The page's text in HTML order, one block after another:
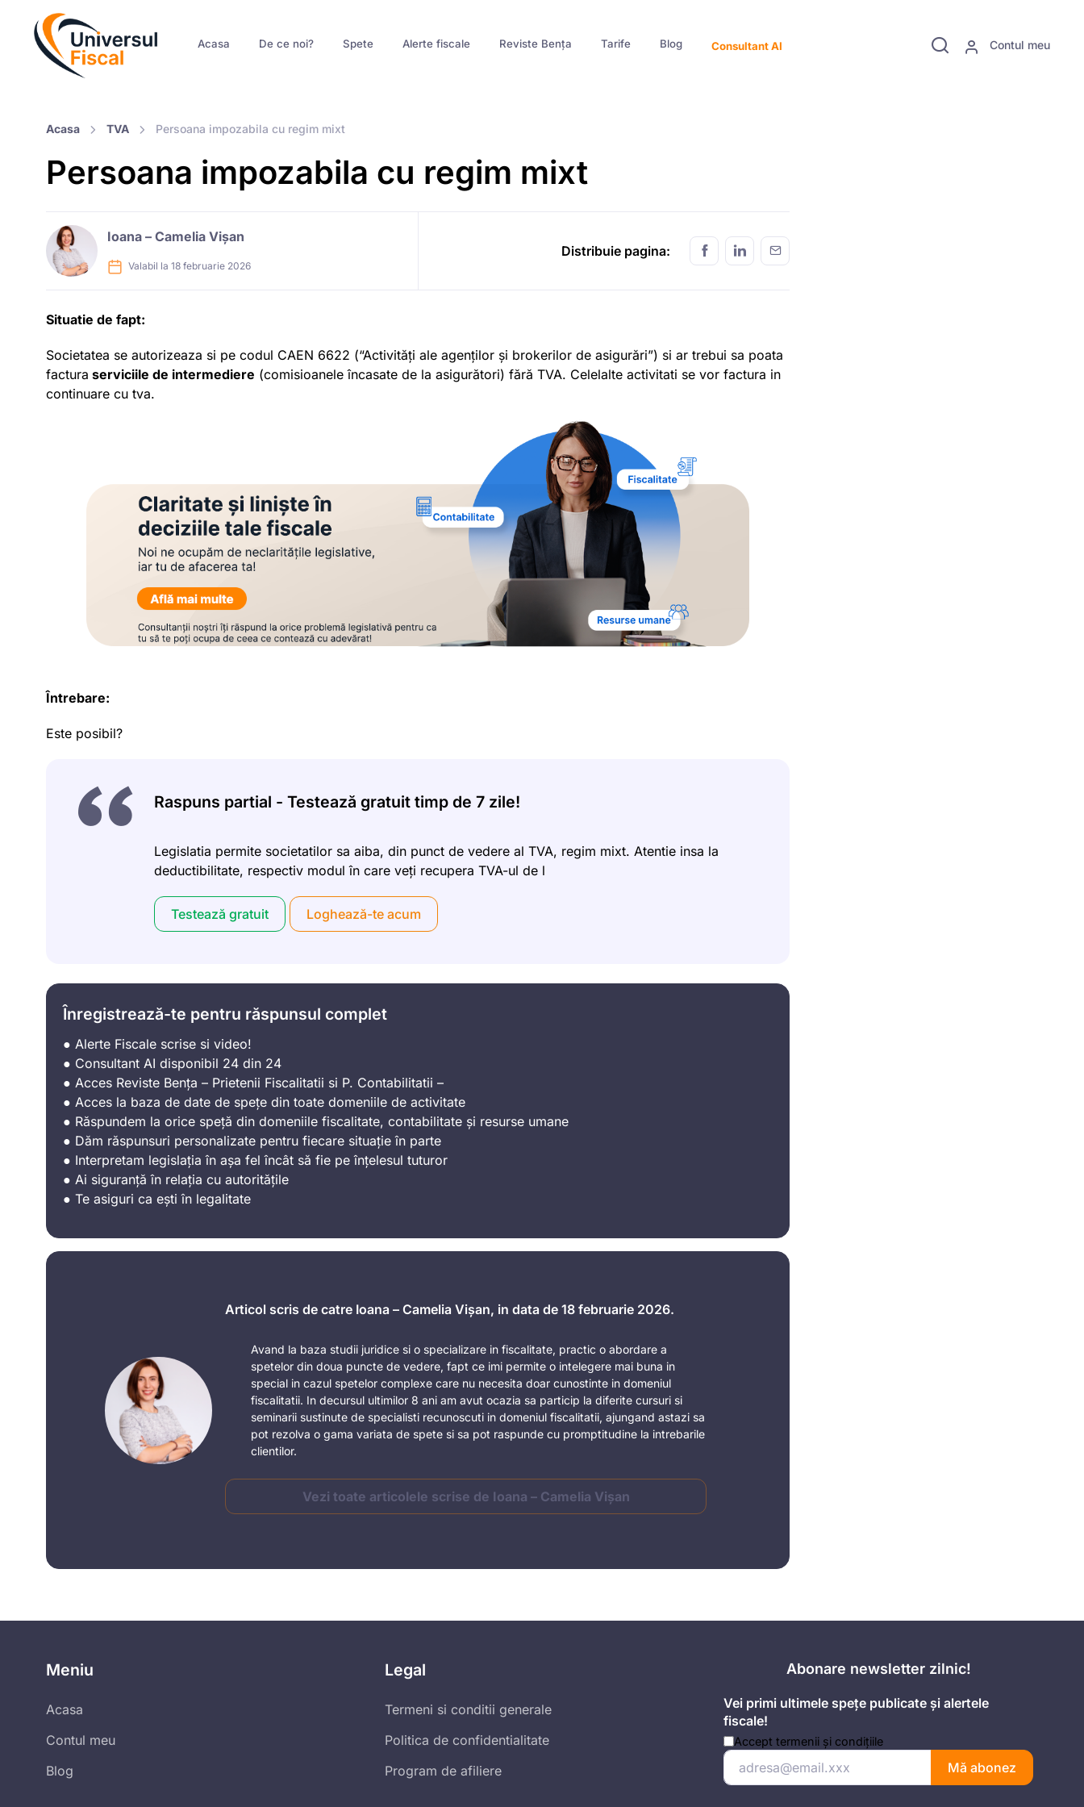
Contul meu
Acasa De ce noi? Spete Alerte fiscale Reviste Bența Tarife Blog Consultant AI
Acasa TVA Persoana impozabila cu regim mixt
Persoana impozabila cu regim mixt
Ioana – Camelia Vișan
Valabil la 18 februarie 2026
Distribuie pagina:
Situatie de fapt:
Societatea se autorizeaza si pe codul CAEN 6622 (“Activități ale agenților și brokerilor de asigurări”) si ar trebui sa poata
factura serviciile de intermediere (comisioanele încasate de la asigurători) fără TVA. Celelalte activitati se vor factura in
continuare cu tva.
Întrebare:
Este posibil?
Raspuns partial - Testează gratuit timp de 7 zile!
Legislatia permite societatilor sa aiba, din punct de vedere al TVA, regim mixt. Atentie insa la
deductibilitate, respectiv modul în care veți recupera TVA-ul de l
Testează gratuit Loghează-te acum
Înregistrează-te pentru răspunsul complet
● Alerte Fiscale scrise si video!
● Consultant AI disponibil 24 din 24
● Acces Reviste Bența – Prietenii Fiscalitatii si P. Contabilitatii –
● Acces la baza de date de spețe din toate domeniile de activitate
● Răspundem la orice speță din domeniile fiscalitate, contabilitate și resurse umane
● Dăm răspunsuri personalizate pentru fiecare situație în parte
● Interpretam legislația în așa fel încât să fie pe înțelesul tuturor
● Ai siguranță în relația cu autoritățile
● Te asiguri ca ești în legalitate
Articol scris de catre Ioana – Camelia Vișan, in data de 18 februarie 2026.
Avand la baza studii juridice si o specializare in fiscalitate, practic o abordare a
spetelor din doua puncte de vedere, fapt ce imi permite o intelegere mai buna in
special in cazul spetelor complexe care nu necesita doar cunostinte in domeniul
fiscalitatii. In decursul ultimilor 8 ani am avut ocazia sa particip la diferite cursuri si
seminarii sustinute de specialisti recunoscuti in domeniul fiscalitatii, ajungand astazi sa
pot rezolva o gama variata de spete si sa pot raspunde cu promptitudine la intrebarile
clientilor.
Vezi toate articolele scrise de Ioana – Camelia Vișan
Meniu
Acasa
Contul meu
Blog
Legal
Termeni si conditii generale
Politica de confidentialitate
Program de afiliere
Abonare newsletter zilnic!
Vei primi ultimele spețe publicate și alertele
fiscale!
Accept termenii și condițiile
Mă abonez